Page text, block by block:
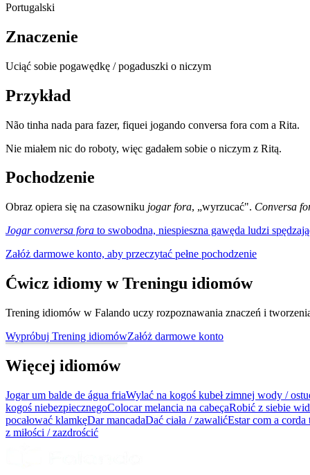
Portugalski
Znaczenie
Uciąć sobie pogawędkę / pogaduszki o niczym
Przykład
Não tinha nada para fazer, fiquei jogando conversa fora com a Rita.
Nie miałem nic do roboty, więc gadałem sobie o niczym z Ritą.
Pochodzenie
Obraz opiera się na czasowniku jogar fora, „wyrzucać". Conversa
Jogar conversa fora to swobodna, niespieszna gawęda ludzi
Załóż darmowe konto, aby przeczytać pełne pochodzenie
Ćwicz idiomy w Treningu idiomów
Trening idiomów w Falando uczy rozpoznawania znaczeń i
Wypróbuj Trening idiomówZałóż darmowe konto
Więcej idiomów
Jogar um balde de água friaWylać na kogoś kubeł zimnej wody /
kogoś niebezpiecznegoColocar melancia na cabeçaRobić z siebie
pocałować klamkęDar mancadaDać ciała / zawalićEstar com a corda
z miłości / zazdrościć